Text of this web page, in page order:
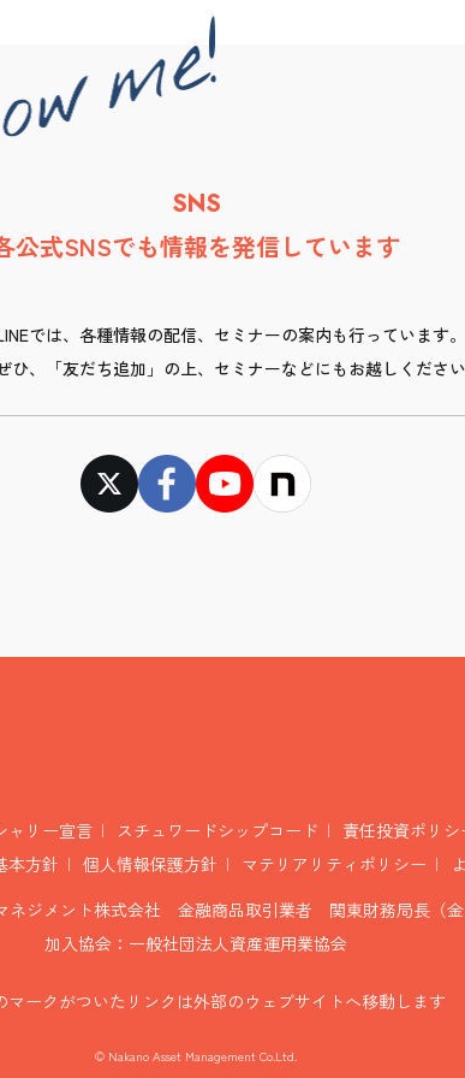
SNS
公式SNSでも情報を発信しています
では、各種情報の配信、セミナーの案内も行っています。
ひ、「友だち追加」の上、セミナーなどにもお越しくださ
ャリー宣言 スチュワードシップコード
責任投資ポリシ
本方針
個人情報保護方針 マテリアリティポリシー
ネジメント株式会社 金融商品取引業者 関東財務局長（
加入協会：一般社団法人資産運用業協会
マークがついたリンクは外部のウェブサイトへ移動します
© Nakano Asset Management Co.Ltd.